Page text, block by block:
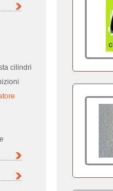
cilindri